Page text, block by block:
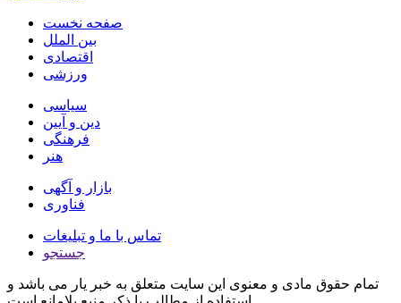
صفحه نخست
بین الملل
اقتصادی
ورزشی
سیاسی
دین و آیین
فرهنگی
هنر
بازار و آگهی
فناوری
تماس با ما و تبلیغات
جستجو
تمام حقوق مادی و معنوی این سایت متعلق به خبر یار می باشد و